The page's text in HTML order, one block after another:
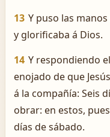
13 Y puso las
y glorificaba á Dios.
14 Y respondiendo
enojado de que
á la compañía: Seis
obrar: en estos,
días de sábado.